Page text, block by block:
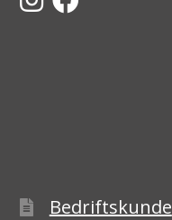
Bedriftskunde